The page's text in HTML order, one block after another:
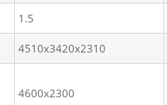
1.5
4510x3420x2310
4600x2300